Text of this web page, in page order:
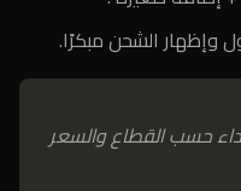
حسب القطاع والسعر